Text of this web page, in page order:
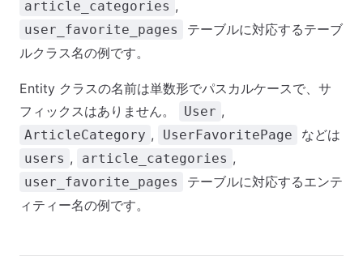
article_categories ,
user_favorite_pages
テーブルに対応するテーブ
ルクラス名の例です。
Entity クラスの名前は単数形でパスカルケースで、サ
フィックスはありません。
User ,
ArticleCategory , UserFavoritePage などは
users , article_categories ,
user_favorite_pages
テーブルに対応するエンテ
ィティー名の例です。